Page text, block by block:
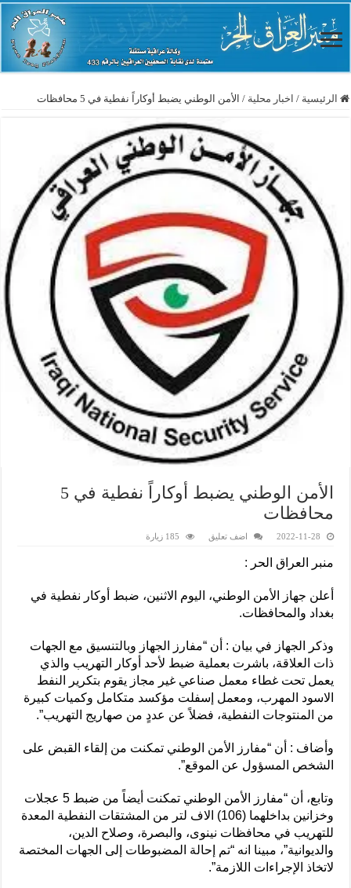
الرئيسية / اخبار محلية / الأمن الوطني يضبط أوكاراً نفطية في 5 محافظات
الأمن الوطني يضبط أوكاراً نفطية في 5
محافظات
2022-11-28 اضف تعليق 185 زيارة
منبر العراق الحر :
أعلن جهاز الأمن الوطني، اليوم الاثنين، ضبط أوكار نفطية في
بغداد والمحافظات.
وذكر الجهاز في بيان : أن “مفارز الجهاز وبالتنسيق مع الجهات
ذات العلاقة، باشرت بعملية ضبط لأحد أوكار التهريب والذي
يعمل تحت غطاء معمل صناعي غير مجاز يقوم بتكرير النفط
الاسود المهرب، ومعمل إسفلت مؤكسد متكامل وكميات كبيرة
من المنتوجات النفطية، فضلاً عن عددٍ من صهاريج التهريب”.
وأضاف : أن “مفارز الأمن الوطني تمكنت من إلقاء القبض على
الشخص المسؤول عن الموقع”.
وتابع، أن “مفارز الأمن الوطني تمكنت أيضاً من ضبط 5 عجلات
وخزانين بداخلهما (106) الاف لتر من المشتقات النفطية المعدة
للتهريب في محافظات نينوى، والبصرة، وصلاح الدين،
والديوانية”، مبينا انه “تم إحالة المضبوطات إلى الجهات المختصة
لاتخاذ الإجراءات اللازمة”.